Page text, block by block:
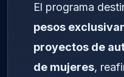
El programa
pesos
proyectos de
de mujeres,